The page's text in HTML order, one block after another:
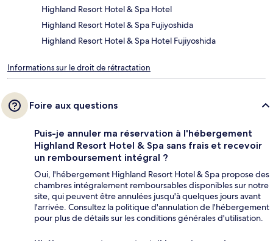
Highland Resort Hotel & Spa Hotel
Highland Resort Hotel & Spa Fujiyoshida
Highland Resort Hotel & Spa Hotel Fujiyoshida
Informations sur le droit de rétractation
Foire aux questions
Puis-je annuler ma réservation à l'hébergement
Highland Resort Hotel & Spa sans frais et recevoir
un remboursement intégral ?
Oui, l'hébergement Highland Resort Hotel & Spa propose des
chambres intégralement remboursables disponibles sur notre
site, qui peuvent être annulées jusqu'à quelques jours avant
l'arrivée. Consultez la politique d'annulation de l'hébergement
pour plus de détails sur les conditions générales d'utilisation.